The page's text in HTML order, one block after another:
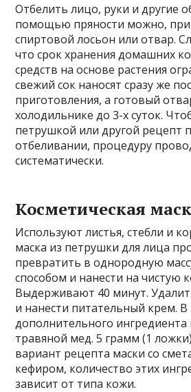
Отбелить лицо, руки и другие
помощью пряности можно,
спиртовой лосьон или отвар.
что срок хранения домашних
средств на основе растения
свежий сок наносят сразу же
приготовления, а готовый
холодильнике до 3-х суток.
петрушкой или другой рецепт
отбеливании, процедуру
систематически.
Косметическая
Используют листья, стебли и
маска из петрушки для лица
превратить в однородную
способом и нанести на чистую
Выдерживают 40 минут.
и нанести питательный крем. В
дополнительного ингредиента
травяной мед. 5 грамм (1
вариант рецепта маски со
кефиром, количество этих
зависит от типа кожи.